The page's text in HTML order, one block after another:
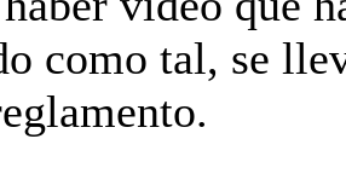
como tal, se